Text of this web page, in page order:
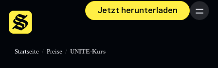
Jetzt herunterladen Menü
Startseite / Preise / UNITE-Kurs